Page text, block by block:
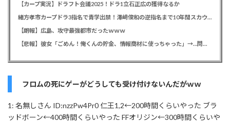
【カープ実況】ドラフト会議2025！ドラ1立石正広の獲得なるか
緒方孝市カープドラ3指名で青学出禁！澤﨑俊和の逆指名まで10年間スカウト出禁
【朗報】広島、攻守最強都市だったｗｗｗ
【悲報】彼女「ごめん！俺くんの貯金、情報商材に使っちゃった」→…問い詰めたらギャン泣きされたんだが俺が悪いのか？
フロムの死にゲーがどうしても受け付けないんだがｗｗ
1: 名無しさん ID:nzzPw4Pr0 仁王1,2←200時間くらいやった ブラ
ッドボーン←400時間くらいやった FFオリジン←300時間くらいや